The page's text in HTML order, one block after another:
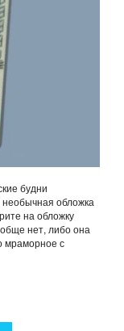
будни
обложка
на обложку
нет, либо она
мраморное с